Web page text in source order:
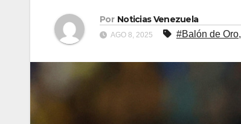
Por Noticias Venezuela
AGO 8, 2025 #Balón de Oro,